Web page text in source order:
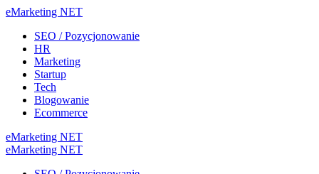
eMarketing NET
SEO / Pozycjonowanie
HR
Marketing
Startup
Tech
Blogowanie
Ecommerce
eMarketing NET
eMarketing NET